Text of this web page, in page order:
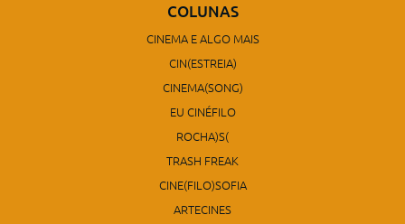
COLUNAS
CINEMA E ALGO MAIS
CIN(ESTREIA)
CINEMA(SONG)
EU CINÉFILO
ROCHA)S(
TRASH FREAK
CINE(FILO)SOFIA
ARTECINES